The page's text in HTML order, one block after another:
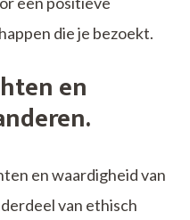
die je bezoekt.
en
en waardigheid van
van ethisch